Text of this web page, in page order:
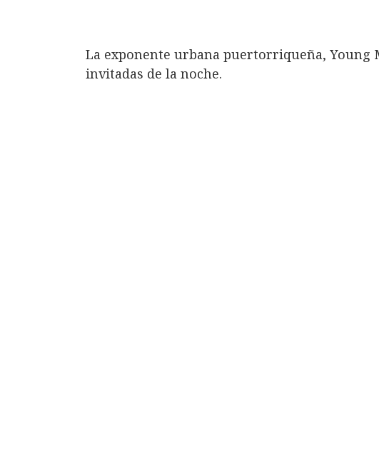
La exponente urbana puertorriqueña, Young
invitadas de la noche.